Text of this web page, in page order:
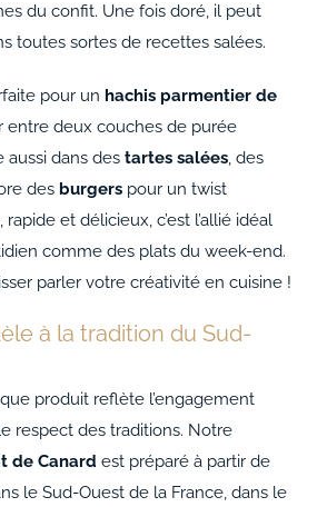
du confit. Une fois doré, il peut
toutes sortes de recettes salées.
pour un hachis parmentier de
entre deux couches de purée
aussi dans des tartes salées, des
des burgerspour un twist
et délicieux, c’est l’allié idéal
comme des plats du week-end.
parler votre créativité en cuisine !
à la tradition du Sud-
produit reflète l’engagement
respect des traditions. Notre
de Canard est préparé à partir de
le Sud-Ouest de la France, dans le